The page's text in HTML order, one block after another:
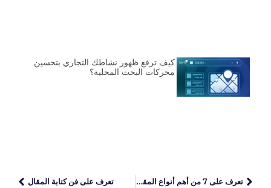
كيف ترفع ظهور نشاطك التجاري بتحسين
محركات البحث المحلية؟
تعرف على 7 من أهم أنواع المقالات تعرف على فن كتابة المقال